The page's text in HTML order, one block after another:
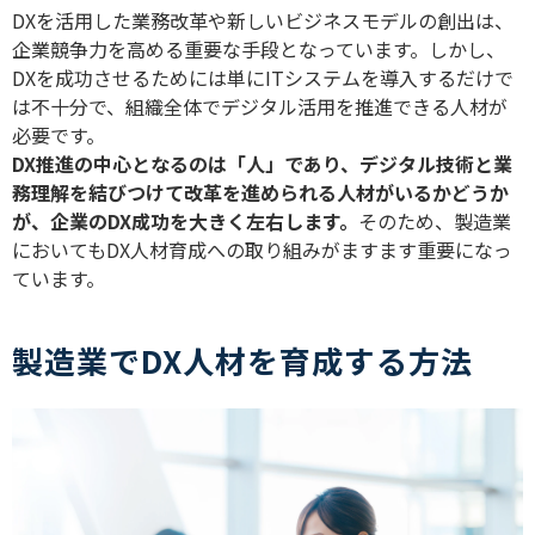
DXを活用した業務改革や新しいビジネスモデルの創出は、
企業競争力を高める重要な手段となっています。しかし、
DXを成功させるためには単にITシステムを導入するだけで
は不十分で、組織全体でデジタル活用を推進できる人材が
必要です。
DX推進の中心となるのは「人」であり、デジタル技術と業
務理解を結びつけて改革を進められる人材がいるかどうか
が、企業のDX成功を大きく左右します。 そのため、製造業
においてもDX人材育成への取り組みがますます重要になっ
ています。
製造業でDX人材を育成する方法